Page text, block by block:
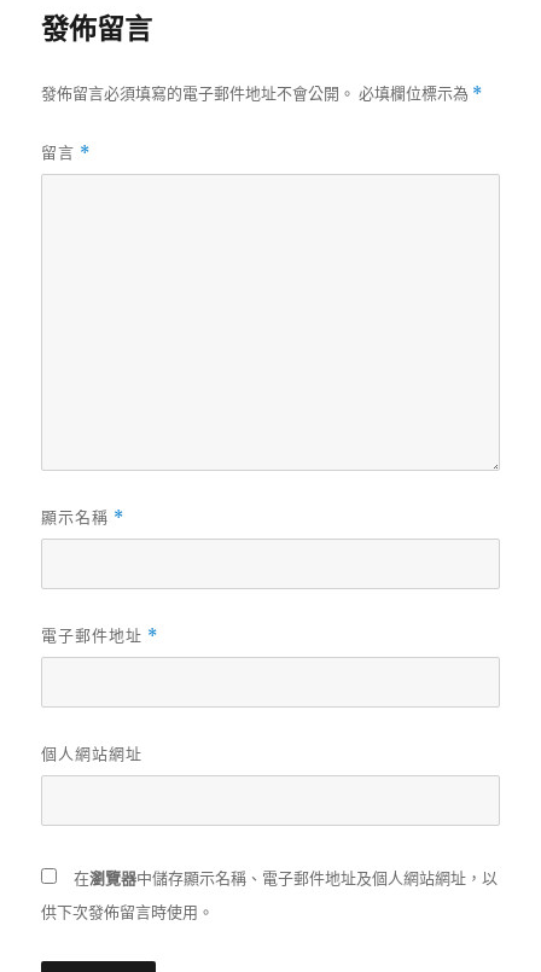
發佈留言
發佈留言必須填寫的電子郵件地址不會公開。 必填欄位標示為 *
留言 *
顯示名稱 *
電子郵件地址 *
個人網站網址
在瀏覽器中儲存顯示名稱、電子郵件地址及個人網站網址，以
供下次發佈留言時使用。